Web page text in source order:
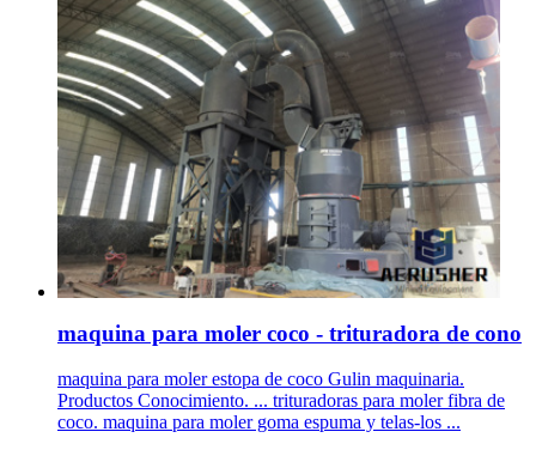
maquina para moler coco - trituradora de cono
maquina para moler estopa de coco Gulin maquinaria.
Productos Conocimiento. ... trituradoras para moler fibra de
coco. maquina para moler goma espuma y telas-los ...